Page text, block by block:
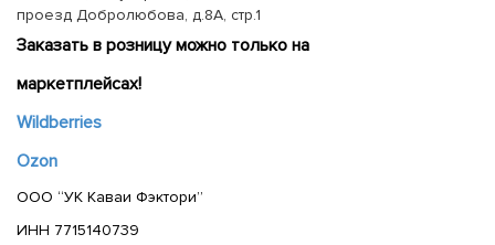
проезд Добролюбова, д.8А, стр.1
Заказать в розницу можно только на
маркетплейсах!
Wildberries
Ozon
ООО “УК Каваи Фэктори”
ИНН 7715140739